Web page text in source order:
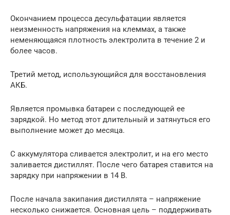
Окончанием процесса десульфатации является
неизменность напряжения на клеммах, а также
неменяющаяся плотность электролита в течение 2 и
более часов.
Третий метод, использующийся для восстановления
АКБ.
Является промывка батареи с последующей ее
зарядкой. Но метод этот длительный и затянуться его
выполнение может до месяца.
С аккумулятора сливается электролит, и на его место
заливается дистиллят. После чего батарея ставится на
зарядку при напряжении в 14 В.
После начала закипания дистиллята – напряжение
несколько снижается. Основная цель – поддерживать